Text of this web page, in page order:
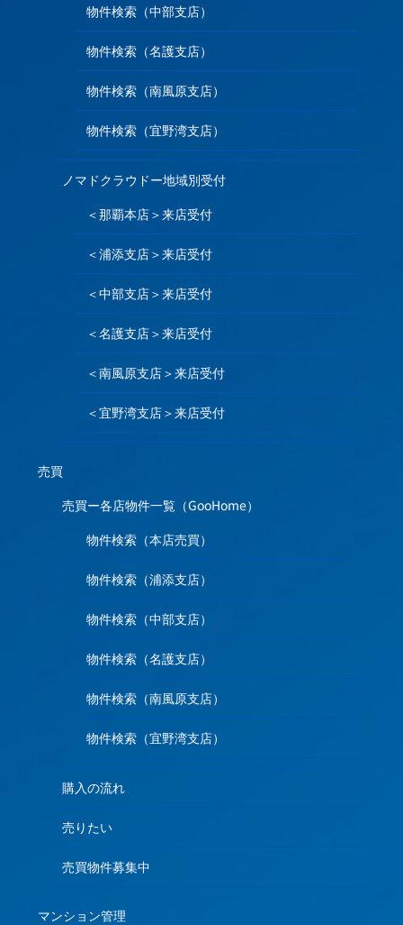
物件検索（中部支店）
物件検索（名護支店）
物件検索（南風原支店）
物件検索（宜野湾支店）
ノマドクラウドー地域別受付
＜那覇本店＞来店受付
＜浦添支店＞来店受付
＜中部支店＞来店受付
＜名護支店＞来店受付
＜南風原支店＞来店受付
＜宜野湾支店＞来店受付
売買
売買ー各店物件一覧（GooHome）
物件検索（本店売買）
物件検索（浦添支店）
物件検索（中部支店）
物件検索（名護支店）
物件検索（南風原支店）
物件検索（宜野湾支店）
購入の流れ
売りたい
売買物件募集中
マンション管理